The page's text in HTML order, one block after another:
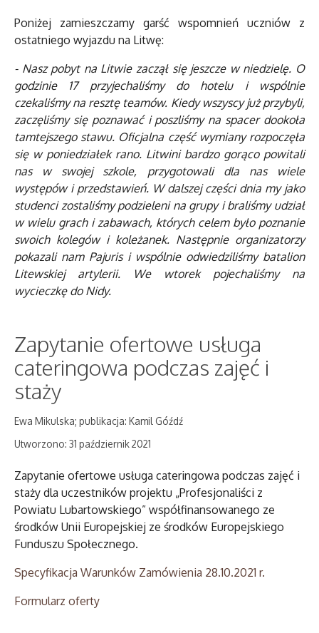
Poniżej zamieszczamy garść wspomnień uczniów z
ostatniego wyjazdu na Litwę:
- Nasz pobyt na Litwie zaczął się jeszcze w niedzielę. O
godzinie 17 przyjechaliśmy do hotelu i wspólnie
czekaliśmy na resztę teamów. Kiedy wszyscy już przybyli,
zaczęliśmy się poznawać i poszliśmy na spacer dookoła
tamtejszego stawu. Oficjalna część wymiany rozpoczęła
się w poniedziałek rano. Litwini bardzo gorąco powitali
nas w swojej szkole, przygotowali dla nas wiele
występów i przedstawień. W dalszej części dnia my jako
studenci zostaliśmy podzieleni na grupy i braliśmy udział
w wielu grach i zabawach, których celem było poznanie
swoich kolegów i koleżanek. Następnie organizatorzy
pokazali nam Pajuris i wspólnie odwiedziliśmy batalion
Litewskiej artylerii. We wtorek pojechaliśmy na
wycieczkę do Nidy.
Zapytanie ofertowe usługa
cateringowa podczas zajęć i
staży
Ewa Mikulska; publikacja: Kamil Góźdź
Utworzono: 31 październik 2021
Zapytanie ofertowe usługa cateringowa podczas zajęć i
staży dla uczestników projektu „Profesjonaliści z
Powiatu Lubartowskiego” współfinansowanego ze
środków Unii Europejskiej ze środków Europejskiego
Funduszu Społecznego.
Specyfikacja Warunków Zamówienia 28.10.2021 r.
Formularz oferty